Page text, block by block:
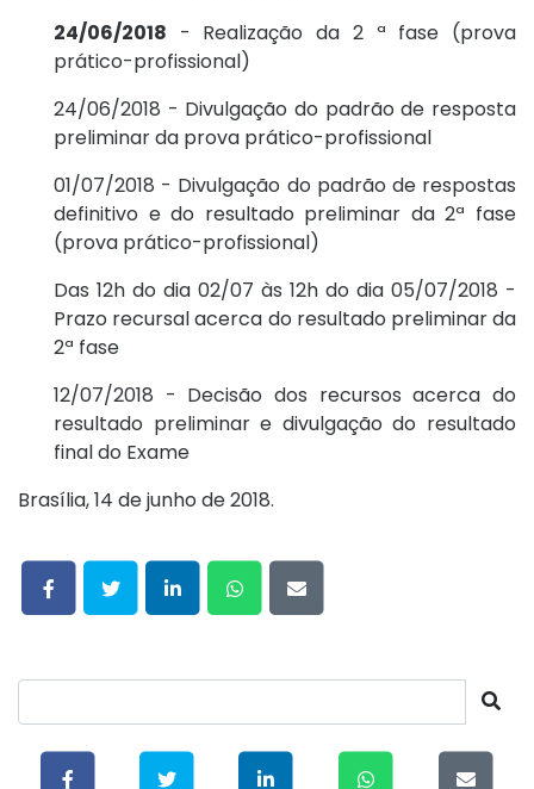
24/06/2018 - Realização da 2 ª fase (prova
prático-profissional)
24/06/2018 - Divulgação do padrão de resposta
preliminar da prova prático-profissional
01/07/2018 - Divulgação do padrão de respostas
definitivo e do resultado preliminar da 2ª fase
(prova prático-profissional)
Das 12h do dia 02/07 às 12h do dia 05/07/2018 -
Prazo recursal acerca do resultado preliminar da
2ª fase
12/07/2018 - Decisão dos recursos acerca do
resultado preliminar e divulgação do resultado
final do Exame
Brasília, 14 de junho de 2018.